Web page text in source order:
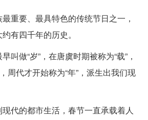
重要、最具特色的传统节日之一，
有四千年的历史。
叫做“岁”，在唐虞时期被称为“载”，
周代才开始称为“年”，派生出我们现
代的都市生活，春节一直承载着人